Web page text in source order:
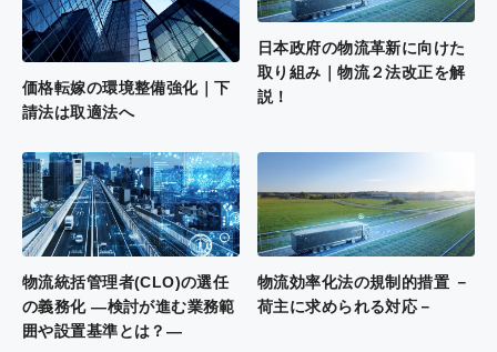
価格転嫁の環境整備強化｜下
請法は取適法へ
日本政府の物流革新に向けた
取り組み｜物流２法改正を解
説！
物流統括管理者(CLO)の選任
の義務化 ―検討が進む業務範
囲や設置基準とは？―
物流効率化法の規制的措置 －
荷主に求められる対応－